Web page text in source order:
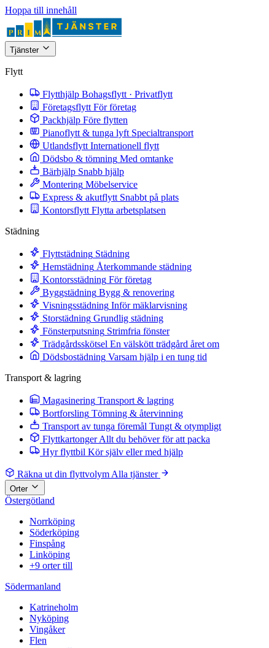
Hoppa till innehåll
Tjänster
Flytt
Flytthjälp Bohagsflytt · Privatflytt
Företagsflytt För företag
Packhjälp Före flytten
Pianoflytt & tunga lyft Specialtransport
Utlandsflytt Internationell flytt
Dödsbo & tömning Med omtanke
Bärhjälp Snabb hjälp
Montering Möbelservice
Express & akutflytt Snabbt på plats
Kontorsflytt Flytta arbetsplatsen
Städning
Flyttstädning Städning
Hemstädning Återkommande städning
Kontorsstädning För företag
Byggstädning Bygg & renovering
Visningsstädning Inför mäklarvisning
Storstädning Grundlig städning
Fönsterputsning Strimfria fönster
Trädgårdsskötsel En välskött trädgård året om
Dödsbostädning Varsam hjälp i en tung tid
Transport & lagring
Magasinering Transport & lagring
Bortforsling Tömning & återvinning
Transport av tunga föremål Tungt & otympligt
Flyttkartonger Allt du behöver för att packa
Hyr flyttbil Kör själv eller med hjälp
Räkna ut din flyttvolym Alla tjänster
Orter
Östergötland
Norrköping
Söderköping
Finspång
Linköping
+9 orter till
Södermanland
Katrineholm
Nyköping
Vingåker
Flen